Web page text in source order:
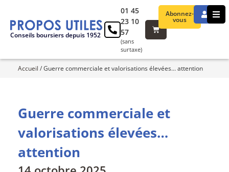
Conseils boursiers depuis 1952
Abonnez-
vous
01 45
23 10
57
(sans
surtaxe)
Accueil /Guerre commerciale et valorisations élevées… attention
Guerre commerciale et
valorisations élevées…
attention